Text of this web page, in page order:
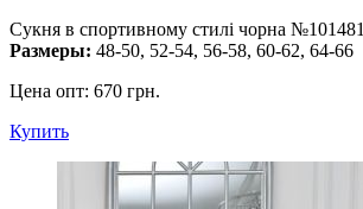
Сукня в спортивному стилі чорна №101481
Размеры: 48-50, 52-54, 56-58, 60-62, 64-66
Цена опт: 670 грн.
Купить